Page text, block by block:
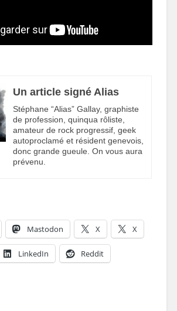
Un article signé Alias
Stéphane “Alias” Gallay, graphiste
de profession, quinqua rôliste,
amateur de rock progressif, geek
autoproclamé et résident genevois,
donc grande gueule. On vous aura
prévenu.
Mastodon X X
LinkedIn Reddit